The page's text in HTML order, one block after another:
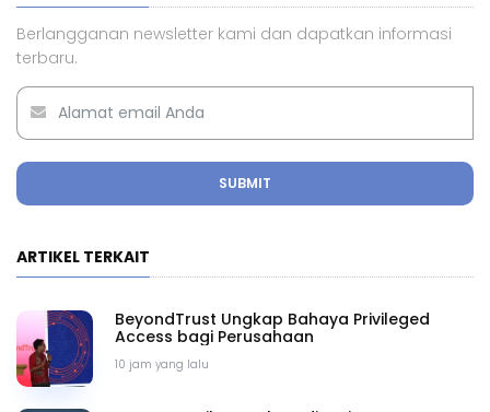
Berlangganan newsletter kami dan dapatkan informasi
terbaru.
SUBMIT
ARTIKEL TERKAIT
10 jam yang lalu
BeyondTrust Ungkap Bahaya Privileged
Access bagi Perusahaan